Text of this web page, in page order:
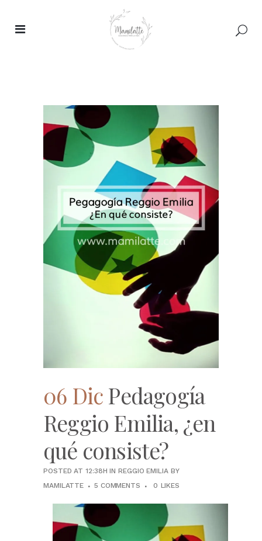
06 Dic Pedagogía
Reggio Emilia, ¿en
qué consiste?
POSTED AT 12:38H INREGGIO EMILIA BY
MAMILATTE
5 COMMENTS 0 LIKES